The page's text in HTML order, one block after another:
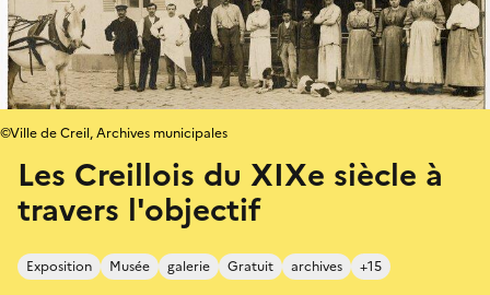
Les Creillois du XIXe siècle à
travers l'objectif
Exposition Musée galerie Gratuit archives +15
©Ville de Creil, Archives municipales